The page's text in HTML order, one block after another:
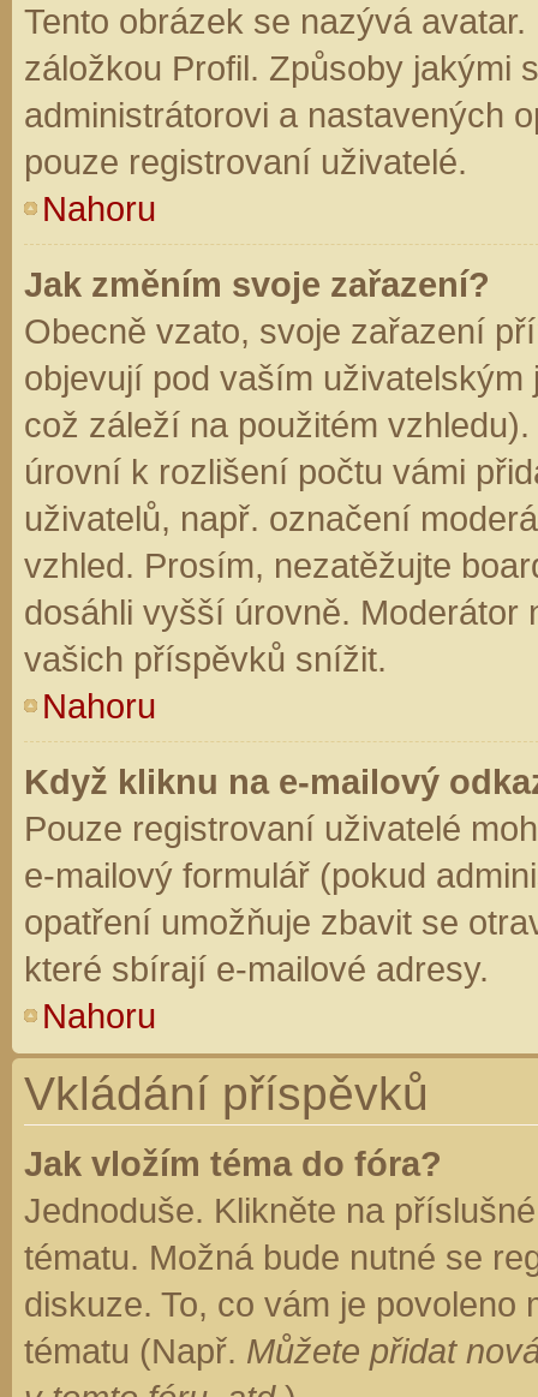
Tento obrázek se nazývá
záložkou Profil. Způsoby jakými
administrátorovi a nastavených
pouze registrovaní uživatelé.
Nahoru
Jak změním svoje zařazení?
Obecně vzato, svoje zařazení
objevují pod vaším
což záleží na použitém
úrovní k rozlišení počtu vámi
uživatelů, např. označení
vzhled. Prosím, nezatěžujte
dosáhli vyšší úrovně. Moderátor
vašich příspěvků snížit.
Nahoru
Když kliknu na e-mailový
Pouze registrovaní uživatelé
e-mailový formulář (pokud
opatření umožňuje zbavit se
které sbírají e-mailové adresy.
Nahoru
Vkládání příspěvků
Jak vložím téma do fóra?
Jednoduše. Klikněte na
tématu. Možná bude nutné se
diskuze. To, co vám je
tématu (Např. Můžete přidat